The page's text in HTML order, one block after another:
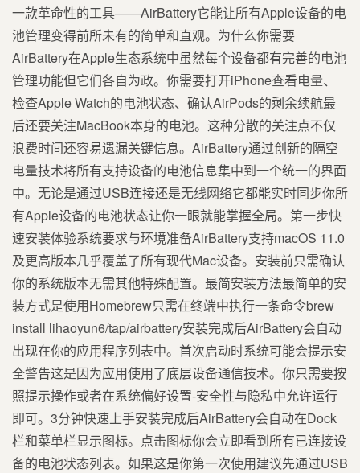
一款革命性的工具——AirBattery它能让所有Apple设备的电
池管理变得前所未有的简单和直观。为什么你需要
AirBattery在Apple生态系统中虽然每个设备都有完善的电池
管理功能但它们各自为政。你需要打开iPhone查看电量、
检查Apple Watch的电池状态、确认AirPods的剩余续航最
后还要关注MacBook本身的电池。这种分散的关注点不仅
浪费时间还容易遗漏关键信息。AirBattery通过创新的隔空
电量技术将所有支持设备的电池信息集中到一个统一的界面
中。无论是通过USB连接还是无线网络它都能实时同步你所
有Apple设备的电池状态让你一眼就能掌握全局。第一步快
速安装体验系统要求与环境准备AirBattery支持macOS 11.0
及更高版本几乎覆盖了所有现代Mac设备。安装前只需确认
你的系统版本无需其他特殊配置。最简安装方法最简单的安
装方式是使用Homebrew只需在终端中执行一条命令brew
install lihaoyun6/tap/airbattery安装完成后AirBattery会自动
出现在你的应用程序列表中。首次启动时系统可能会提示安
全警告这是因为应用使用了底层设备通信技术。你只需要按
照提示操作或者在系统偏好设置-安全性与隐私中允许运行
即可。3分钟快速上手安装完成后AirBattery会自动在Dock
栏和菜单栏显示图标。点击图标你会立即看到所有已连接设
备的电池状态列表。如果这是你第一次使用建议先通过USB